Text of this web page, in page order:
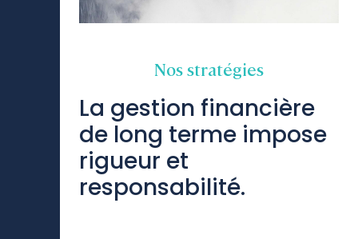
Nos stratégies
La gestion financière
de long terme impose
rigueur et
responsabilité.